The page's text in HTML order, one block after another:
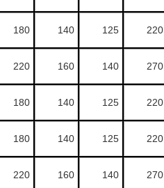
180 140 125 220
220 160 140 270
180 140 125 220
180 140 125 220
220 160 140 270